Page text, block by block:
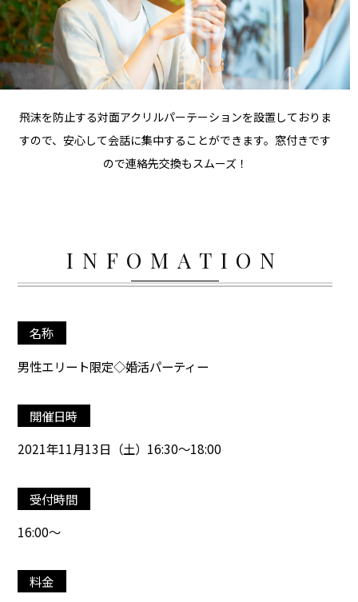
飛沫を防止する対面アクリルパーテーションを設置しておりま
すので、安心して会話に集中することができます。窓付きです
ので連絡先交換もスムーズ！
INFOMATION
名称
男性エリート限定◇婚活パーティー
開催日時
2021年11月13日（土）16:30～18:00
受付時間
16:00～
料金